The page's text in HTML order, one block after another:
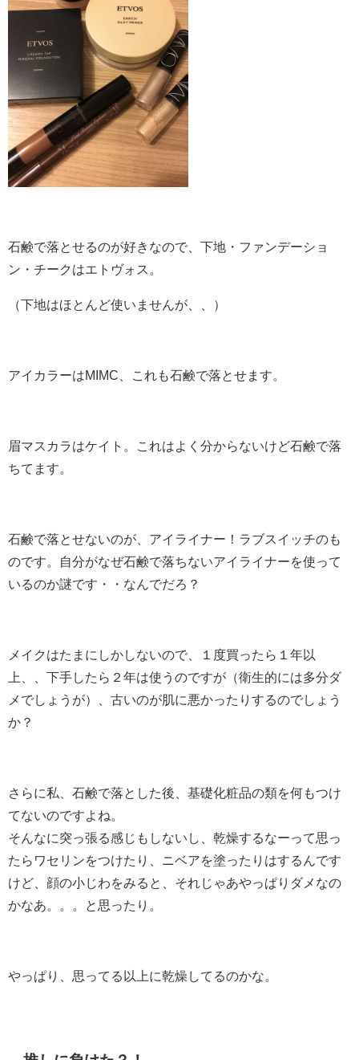
石鹸で落とせるのが好きなので、下地・ファンデーショ
ン・チークはエトヴォス。
（下地はほとんど使いませんが、、）
アイカラーはMIMC、これも石鹸で落とせます。
眉マスカラはケイト。これはよく分からないけど石鹸で落
ちてます。
石鹸で落とせないのが、アイライナー！ラブスイッチのも
のです。自分がなぜ石鹸で落ちないアイライナーを使って
いるのか謎です・・なんでだろ？
メイクはたまにしかしないので、１度買ったら１年以
上、、下手したら２年は使うのですが（衛生的には多分ダ
メでしょうが）、古いのが肌に悪かったりするのでしょう
か？
さらに私、石鹸で落とした後、基礎化粧品の類を何もつけ
てないのですよね。
そんなに突っ張る感じもしないし、乾燥するなーって思っ
たらワセリンをつけたり、ニベアを塗ったりはするんです
けど、顔の小じわをみると、それじゃあやっぱりダメなの
かなあ。。。と思ったり。
やっぱり、思ってる以上に乾燥してるのかな。